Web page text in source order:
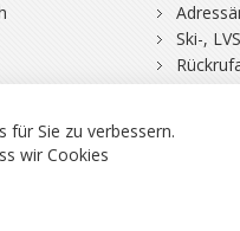
Ski-,
DSV-
für Sie zu verbessern.
wir Cookies